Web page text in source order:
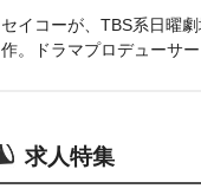
セイコーが、TBS系日曜
作。ドラマプロデューサ
求人特集